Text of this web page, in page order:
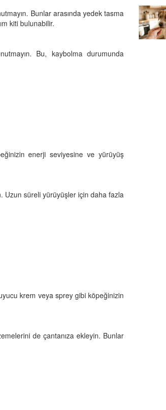
Bunlar arasında yedek tasma
kiti bulunabilir.
Bu, kaybolma durumunda
enerji seviyesine ve yürüyüş
Uzun süreli yürüyüşler için daha fazla
krem veya sprey gibi köpeğinizin
de çantanıza ekleyin. Bunlar
Köpeklerin mi Ağızları Daha
Temiz, İnsanların mı? Bilim Ne
05.10.2025